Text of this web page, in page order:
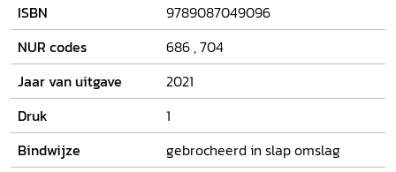
Rome, de Verenigde Staten en Spanje hebben zij
geloofsbegeleiding gegeven en mensen geestelijk en
sociaalmaatschappelijk bijgestaan, overtuigd van een
heilige ruimte in ieder mens. Naast hun collectieve
geschiedenis en spiritualiteit zijn er de minstens zo
bijzondere persoonlijke verhalen van de vrouwen. Het zijn
krachtige getuigenissen van hoop en vertrouwen, van
doorleefde spiritualiteit die inspireert en motiveert.
ISBN
9789087049096
NUR codes
686 ,704
Jaar van uitgave
2021
Druk
1
Bindwijze
gebrocheerd in slap omslag